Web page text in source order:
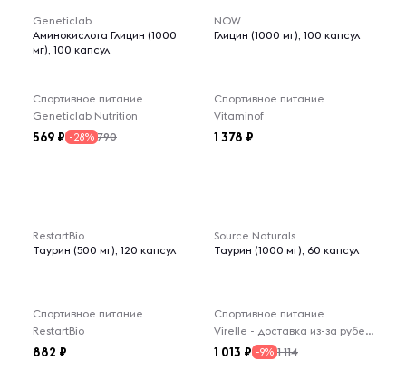
Geneticlab
Аминокислота Глицин (1000
мг), 100 капсул
Спортивное питание
Geneticlab Nutrition
569 -28% 790
NOW
Глицин (1000 мг), 100 капсул
Спортивное питание
Vitaminof
1 378
RestartBio
Таурин (500 мг), 120 капсул
Спортивное питание
RestartBio
882
Source Naturals
Таурин (1000 мг), 60 капсул
Спортивное питание
Virelle - доставка из-за рубежа
1 013 -9% 1 114